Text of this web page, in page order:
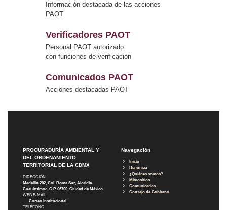
Información destacada de las acciones
PAOT
Verificadores PAOT
Personal PAOT autorizado
con funciones de verificación
Comunicados PAOT
Acciones destacadas PAOT
PROCURADURÍA AMBIENTAL Y
DEL ORDENAMIENTO
TERRITORIAL DE LA CDMX
DIRECCIÓN
Medellín 202, Col. Roma Sur, Alcaldía
Cuauhtémoc, C.P. 06700, Ciudad de México
WEB E-MAIL
Correo Institucional
TELÉFONO
Navegación
Inicio
Denuncia
¿Quiénes somos?
Micrositios
Comunicados
Consejo de Gobierno